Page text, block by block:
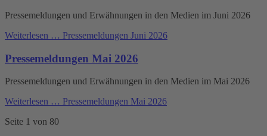
Pressemeldungen und Erwähnungen in den Medien im Juni 2026
Weiterlesen … Pressemeldungen Juni 2026
Pressemeldungen Mai 2026
Pressemeldungen und Erwähnungen in den Medien im Mai 2026
Weiterlesen … Pressemeldungen Mai 2026
Seite 1 von 80